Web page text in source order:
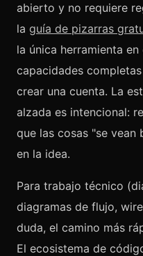
abierto y no requiere
la guía de pizarras
la única herramienta
capacidades
crear una cuenta. La
alzada es intencional:
que las cosas "se vean
en la idea.
Para trabajo técnico
diagramas de flujo,
duda, el camino más
El ecosistema de